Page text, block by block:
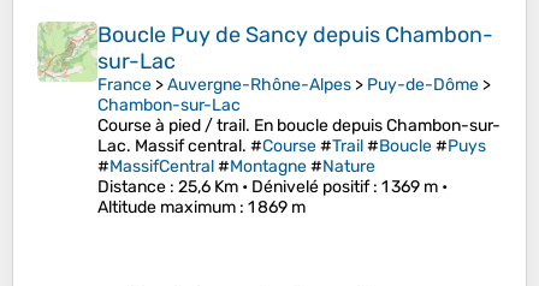
Boucle Puy de Sancy depuis Chambon-
sur-Lac
France >Auvergne-Rhône-Alpes > Puy-de-Dôme >
Chambon-sur-Lac
Course à pied / trail. En boucle depuis Chambon-sur-
Lac. Massif central. #Course#Trail#Boucle#Puys
#MassifCentral#Montagne#Nature
Distance : 25,6 Km • Dénivelé positif: 1 369 m •
Altitude maximum : 1 869 m